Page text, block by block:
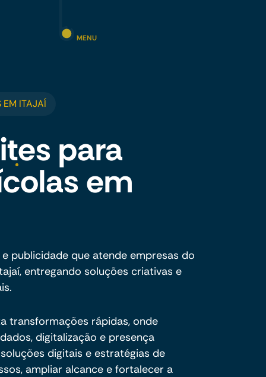
MENU
EM ITAJAÍ
para
em
publicidade que atende empresas do
entregando soluções criativas e
transformações rápidas, onde
digitalização e presença
digitais e estratégias de
ampliar alcance e fortalecer a